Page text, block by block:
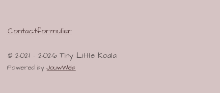
Contactformulier
© 2021 - 2026 Tiny Little Koala
Powered byJouwWeb